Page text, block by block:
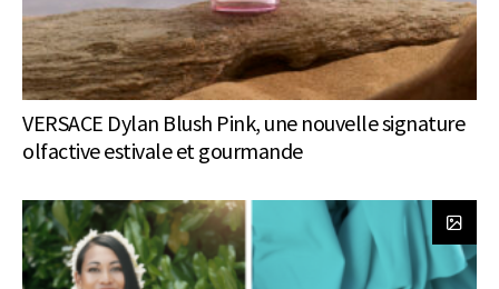
VERSACE Dylan Blush Pink, une nouvelle signature
olfactive estivale et gourmande